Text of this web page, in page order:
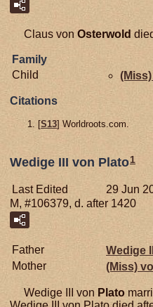
Claus von Osterwold
Family
Child
Citations
[S13] Worldroots.com.
Wedige III von Plato1
Last Edited
29 Jun
M, #106379, d. after 1420
Father Wedige
Mother
(Miss)
Wedige III von Plato